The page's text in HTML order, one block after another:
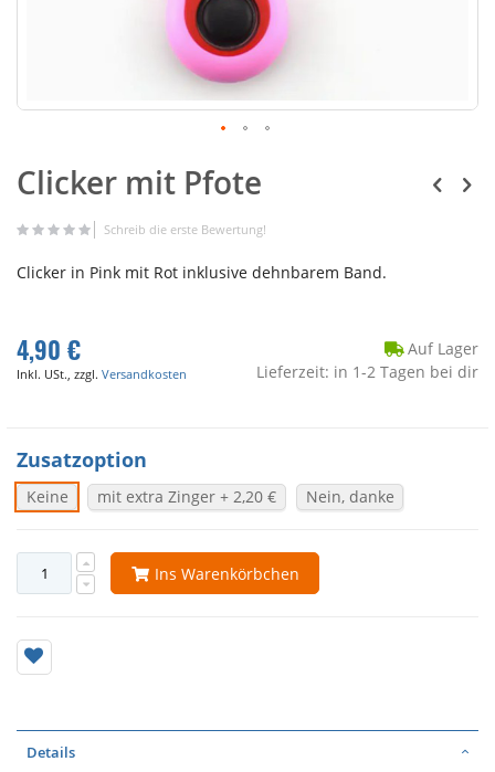
Clicker mit Pfote
Schreib die erste Bewertung!
Clicker in Pink mit Rot inklusive dehnbarem Band.
4,90 €
Inkl. USt., zzgl. Versandkosten
Auf Lager
Lieferzeit: in 1-2 Tagen bei dir
Zusatzoption
Keine mit extra Zinger + 2,20 € Nein, danke
Ins Warenkörbchen
Details